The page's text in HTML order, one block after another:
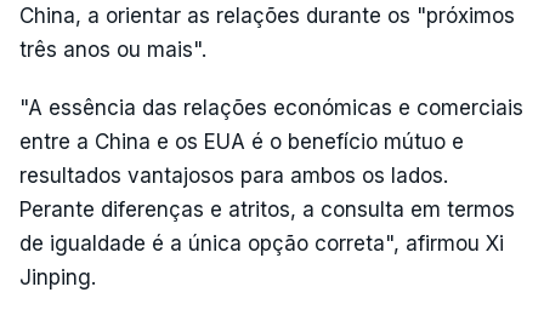
China, a orientar as relações durante os "próximos
três anos ou mais".
"A essência das relações económicas e comerciais
entre a China e os EUA é o benefício mútuo e
resultados vantajosos para ambos os lados.
Perante diferenças e atritos, a consulta em termos
de igualdade é a única opção correta", afirmou Xi
Jinping.